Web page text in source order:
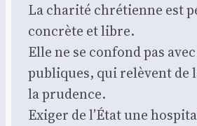
La cha­ri­té chré­tienne est
concrète et libre.
Elle ne se confond pas
publiques, qui relèvent de
la pru­dence.
Exi­ger de l’État une